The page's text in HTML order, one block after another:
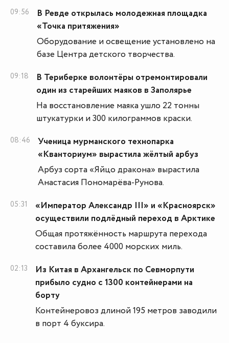
09:56
В Ревде открылась молодежная площадка
«Точка притяжения»
Оборудование и освещение установлено на
базе Центра детского творчества.
09:18
В Териберке волонтëры отремонтировали
один из старейших маяков в Заполярье
На восстановление маяка ушло 22 тонны
штукатурки и 300 килограммов краски.
08:46
Ученица мурманского технопарка
«Кванториум» вырастила жёлтый арбуз
Арбуз сорта «Яйцо дракона» вырастила
Анастасия Пономарёва-Рунова.
05:31
«Император Александр III» и «Красноярск»
осуществили подлёдный переход в Арктике
Общая протяжённость маршрута перехода
составила более 4000 морских миль.
02:13
Из Китая в Архангельск по Севморпути
прибыло судно с 1300 контейнерами на
борту
Контейнеровоз длиной 195 метров заводили
в порт 4 буксира.